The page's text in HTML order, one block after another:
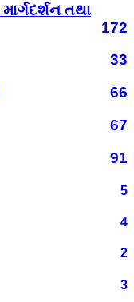
તથા
172
33
66
67
91
5
4
2
3